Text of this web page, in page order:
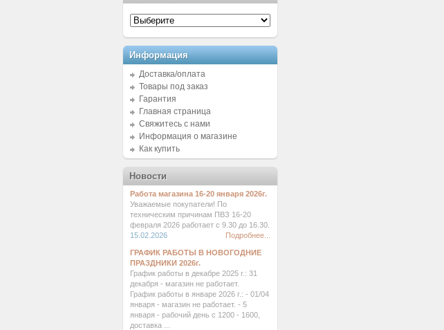
Информация
Доставка/оплата
Товары под заказ
Гарантия
Главная страница
Свяжитесь с нами
Информация о магазине
Как купить
Новости
Работа магазина 16-20 января 2026г.
Уважаемые покупатели! По
техническим причинам ПВЗ 16-20
февраля 2026 работает с 9.30 до 16.30.
15.02.2026
Подробнее...
ГРАФИК РАБОТЫ В НОВОГОДНИЕ
ПРАЗДНИКИ 2026г.
График работы в декабре 2025 г.: 31
декабря - магазин не работает.
График работы в январе 2026 г.: - 01/04
января - магазин не работает. - 5
января - рабочий день с 1200 - 1600,
доставка ...